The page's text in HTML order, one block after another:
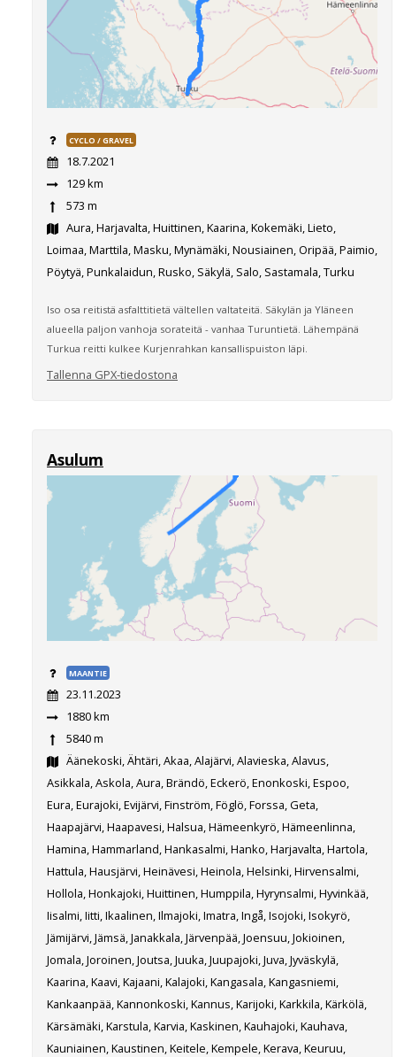
CYCLO / GRAVEL
18.7.2021
129 km
573 m
Aura, Harjavalta, Huittinen, Kaarina, Kokemäki, Lieto,
Loimaa, Marttila, Masku, Mynämäki, Nousiainen, Oripää, Paimio,
Pöytyä, Punkalaidun, Rusko, Säkylä, Salo, Sastamala, Turku
Iso osa reitistä asfalttitietä vältellen valtateitä. Säkylän ja Yläneen
alueella paljon vanhoja sorateitä - vanhaa Turuntietä. Lähempänä
Turkua reitti kulkee Kurjenrahkan kansallispuiston läpi.
Tallenna GPX-tiedostona
Asulum
MAANTIE
23.11.2023
1880 km
5840 m
Äänekoski, Ähtäri, Akaa, Alajärvi, Alavieska, Alavus,
Asikkala, Askola, Aura, Brändö, Eckerö, Enonkoski, Espoo,
Eura, Eurajoki, Evijärvi, Finström, Föglö, Forssa, Geta,
Haapajärvi, Haapavesi, Halsua, Hämeenkyrö, Hämeenlinna,
Hamina, Hammarland, Hankasalmi, Hanko, Harjavalta, Hartola,
Hattula, Hausjärvi, Heinävesi, Heinola, Helsinki, Hirvensalmi,
Hollola, Honkajoki, Huittinen, Humppila, Hyrynsalmi, Hyvinkää,
Iisalmi, Iitti, Ikaalinen, Ilmajoki, Imatra, Ingå, Isojoki, Isokyrö,
Jämijärvi, Jämsä, Janakkala, Järvenpää, Joensuu, Jokioinen,
Jomala, Joroinen, Joutsa, Juuka, Juupajoki, Juva, Jyväskylä,
Kaarina, Kaavi, Kajaani, Kalajoki, Kangasala, Kangasniemi,
Kankaanpää, Kannonkoski, Kannus, Karijoki, Karkkila, Kärkölä,
Kärsämäki, Karstula, Karvia, Kaskinen, Kauhajoki, Kauhava,
Kauniainen, Kaustinen, Keitele, Kempele, Kerava, Keuruu,